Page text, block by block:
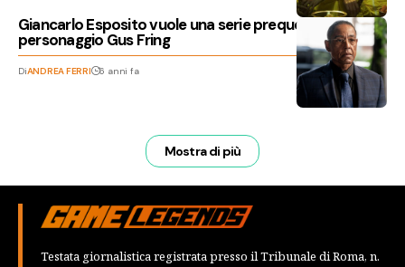
Giancarlo Esposito vuole una serie prequel per il suo
personaggio Gus Fring
DiANDREA FERRI 6 anni fa
Mostra di più
Testata giornalistica registrata presso il Tribunale di Roma, n.